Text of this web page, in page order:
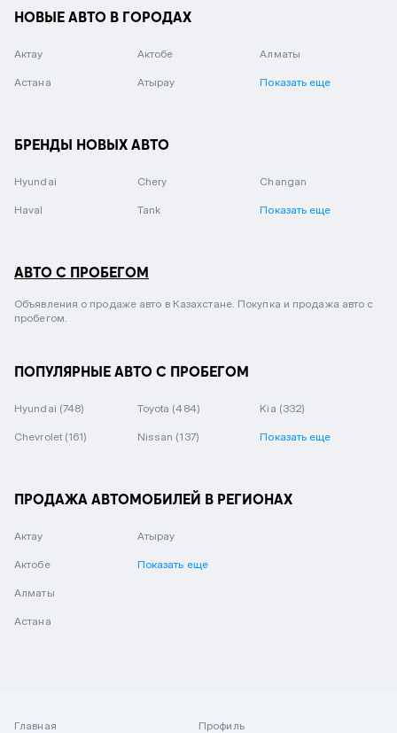
НОВЫЕ АВТО В ГОРОДАХ
Актау Актобе Алматы
Астана Атырау Показать еще
БРЕНДЫ НОВЫХ АВТО
Hyundai Chery Changan
Haval Tank Показать еще
АВТО С ПРОБЕГОМ
Объявления о продаже авто в Казахстане. Покупка и продажа авто с
пробегом.
ПОПУЛЯРНЫЕ АВТО С ПРОБЕГОМ
Hyundai (748) Toyota (484) Kia (332)
Chevrolet (161) Nissan (137) Показать еще
ПРОДАЖА АВТОМОБИЛЕЙ В РЕГИОНАХ
Актау
Актобе
Алматы
Астана
Атырау
Показать еще
Главная
Профиль